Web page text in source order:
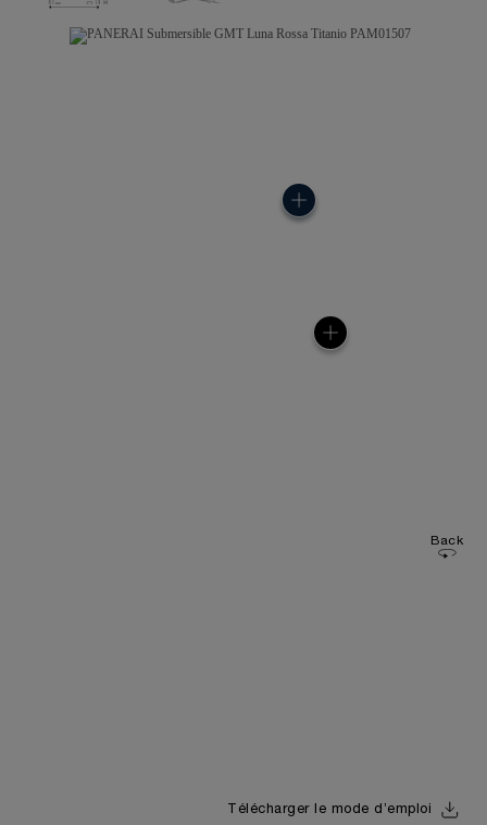
Back
Télécharger le mode d’emploi